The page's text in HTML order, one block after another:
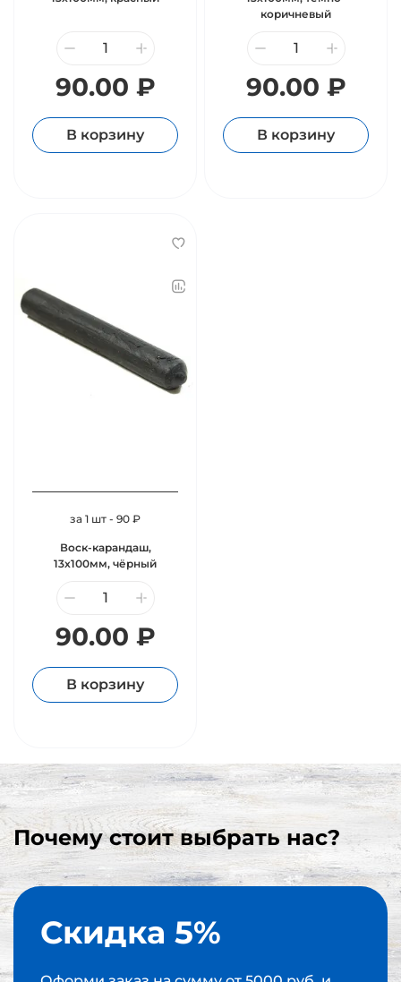
90.00 ₽
В корзину
коричневый
90.00 ₽
В корзину
за 1 шт - 90 ₽
Воск-карандаш,
13х100мм, чёрный
90.00 ₽
В корзину
Почему стоит выбрать нас?
Скидка 5%